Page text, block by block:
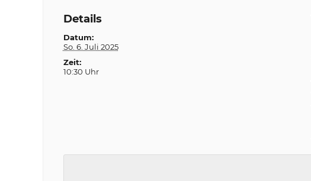
Details
Datum:
So. 6. Juli 2025
Zeit:
10:30 Uhr